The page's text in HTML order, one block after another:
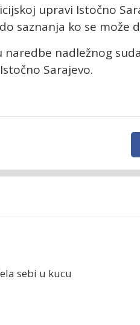
upravi Istočno
saznanja ko se može
naredbe nadležnog
Sarajevo.
sebi u kucu